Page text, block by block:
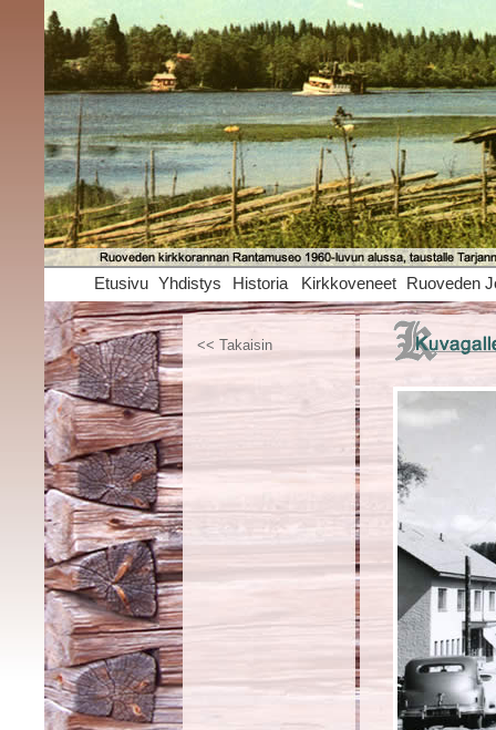
Etusivu Yhdistys Historia Kirkkoveneet Ruoveden
<< Takaisin